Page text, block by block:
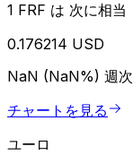
1 FRF は 次に相当
0.176214 USD
NaN (NaN%) 週次
チャートを見る
ユーロ